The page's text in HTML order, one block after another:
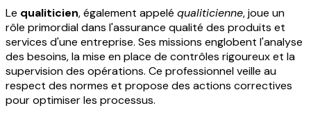
Le qualiticien, également appelé qualiticienne, joue un
rôle primordial dans l'assurance qualité des produits et
services d'une entreprise. Ses missions englobent l'analyse
des besoins, la mise en place de contrôles rigoureux et la
supervision des opérations. Ce professionnel veille au
respect des normes et propose des actions correctives
pour optimiser les processus.